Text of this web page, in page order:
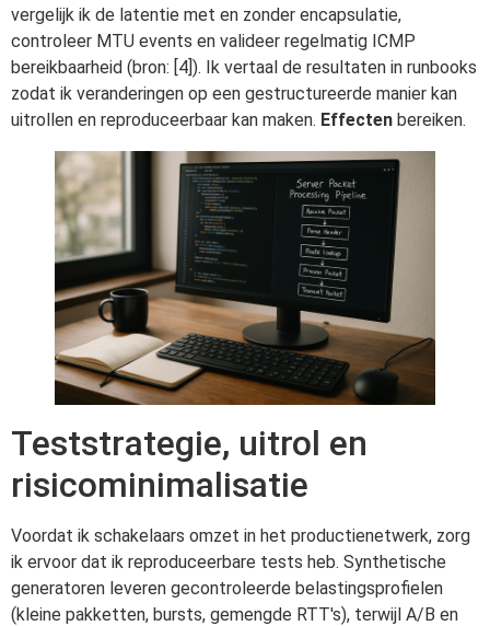
vergelijk ik de latentie met en zonder encapsulatie,
controleer MTU events en valideer regelmatig ICMP
bereikbaarheid (bron: [4]). Ik vertaal de resultaten in runbooks
zodat ik veranderingen op een gestructureerde manier kan
uitrollen en reproduceerbaar kan maken. Effecten bereiken.
Teststrategie, uitrol en
risicominimalisatie
Voordat ik schakelaars omzet in het productienetwerk, zorg
ik ervoor dat ik reproduceerbare tests heb. Synthetische
generatoren leveren gecontroleerde belastingsprofielen
(kleine pakketten, bursts, gemengde RTT's), terwijl A/B en